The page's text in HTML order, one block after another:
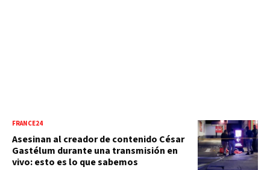
FRANCE24
Asesinan al creador de contenido César
Gastélum durante una transmisión en
vivo: esto es lo que sabemos